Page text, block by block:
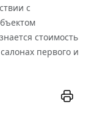
с
стоимость
первого и